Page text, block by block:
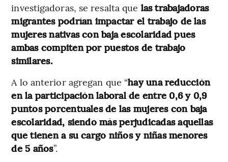
investigadoras, se resalta que las trabajadoras
migrantes podrían impactar el trabajo de las
mujeres nativas con baja escolaridad pues
ambas compiten por puestos de trabajo
similares.
A lo anterior agregan que “hay una reducción
en la participación laboral de entre 0,6 y 0,9
puntos porcentuales de las mujeres con baja
escolaridad, siendo más perjudicadas aquellas
que tienen a su cargo niños y niñas menores
de 5 años”.